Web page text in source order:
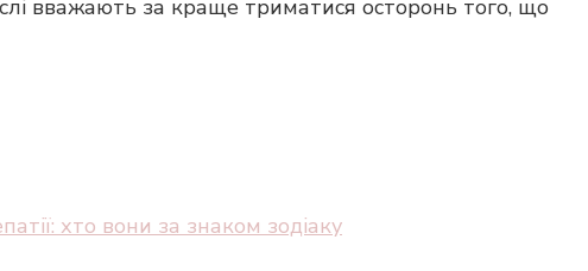
вважають за краще триматися осторонь того, що
хто вони за знаком зодіаку